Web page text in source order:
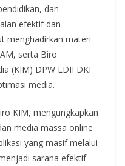
dan
efektif dan
menghadirkan materi
serta Biro
(KIM) DPW LDII DKI
media.
KIM, mengungkapkan
media massa online
yang masif melalui
sarana efektif